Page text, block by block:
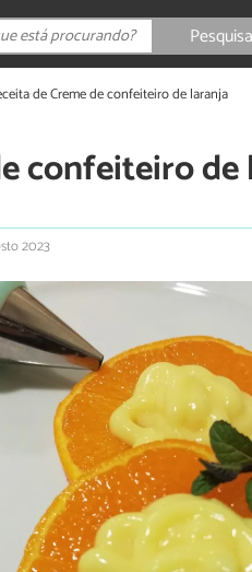
de Creme de confeiteiro de laranja
confeiteiro de
2023